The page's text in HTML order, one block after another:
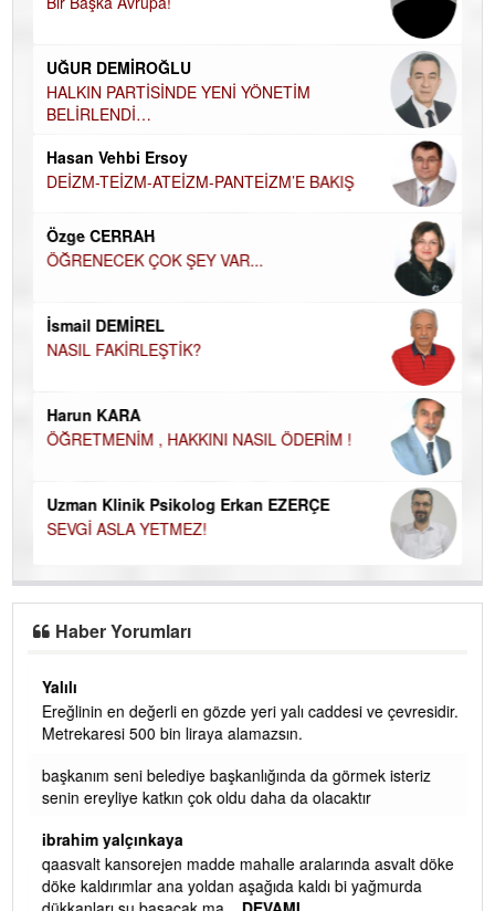
UĞUR DEMİROĞLU
HALKIN PARTİSİNDE YENİ YÖNETİM
BELİRLENDİ…
Hasan Vehbi Ersoy
DEİZM-TEİZM-ATEİZM-PANTEİZM’E BAKIŞ
Özge CERRAH
ÖĞRENECEK ÇOK ŞEY VAR...
İsmail DEMİREL
NASIL FAKİRLEŞTİK?
Harun KARA
ÖĞRETMENİM , HAKKINI NASIL ÖDERİM !
Uzman Klinik Psikolog Erkan EZERÇE
SEVGİ ASLA YETMEZ!
Haber Yorumları
Yalılı
Ereğlinin en değerli en gözde yeri yalı caddesi ve çevresidir.
Metrekaresi 500 bin liraya alamazsın.
başkanım seni belediye başkanlığında da görmek isteriz
senin ereyliye katkın çok oldu daha da olacaktır
ibrahim yalçınkaya
qaasvalt kansorejen madde mahalle aralarında asvalt döke
döke kaldırımlar ana yoldan aşağıda kaldı bi yağmurda